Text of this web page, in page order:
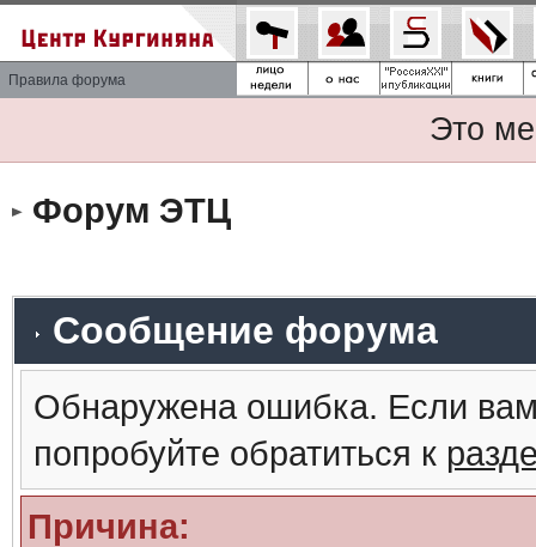
Правила форума
Это
Форум ЭТЦ
Сообщение форума
Обнаружена ошибка. Если
попробуйте обратиться к
Причина: